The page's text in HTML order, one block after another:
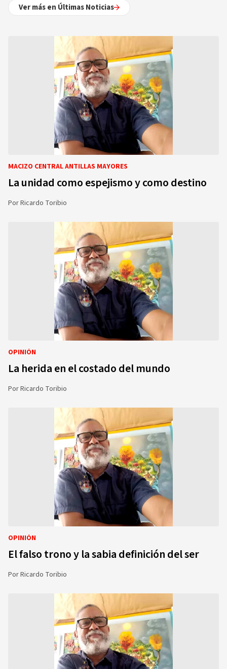
Ver más en Últimas Noticias
MACIZO CENTRAL ANTILLAS MAYORES
La unidad como espejismo y como destino
PorRicardo Toribio
OPINIÓN
La herida en el costado del mundo
PorRicardo Toribio
OPINIÓN
El falso trono y la sabia definición del ser
PorRicardo Toribio